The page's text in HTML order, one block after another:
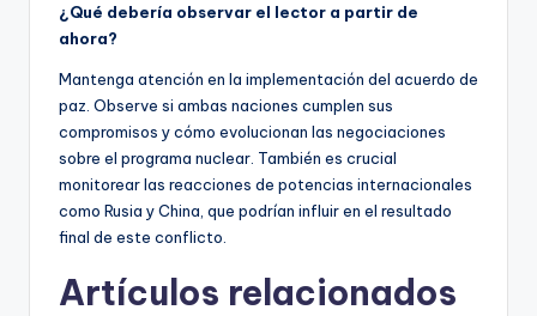
¿Qué debería observar el lector a partir de
ahora?
Mantenga atención en la implementación del acuerdo de
paz. Observe si ambas naciones cumplen sus
compromisos y cómo evolucionan las negociaciones
sobre el programa nuclear. También es crucial
monitorear las reacciones de potencias internacionales
como Rusia y China, que podrían influir en el resultado
final de este conflicto.
Artículos relacionados